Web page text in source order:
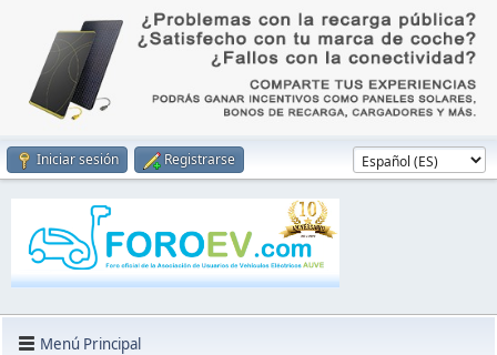
Iniciar sesión Registrarse
Menú Principal